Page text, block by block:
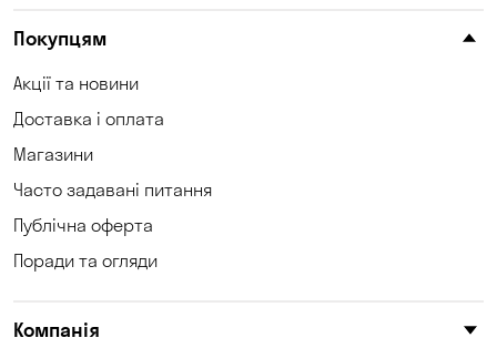
Покупцям
Акції та новини
Доставка і оплата
Магазини
Часто задавані питання
Публічна оферта
Поради та огляди
Компанія